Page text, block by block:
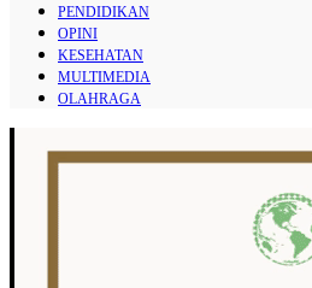
PENDIDIKAN
OPINI
KESEHATAN
MULTIMEDIA
OLAHRAGA